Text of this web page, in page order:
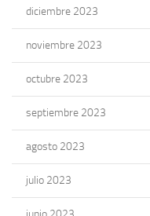
diciembre 2023
noviembre 2023
octubre 2023
septiembre 2023
agosto 2023
julio 2023